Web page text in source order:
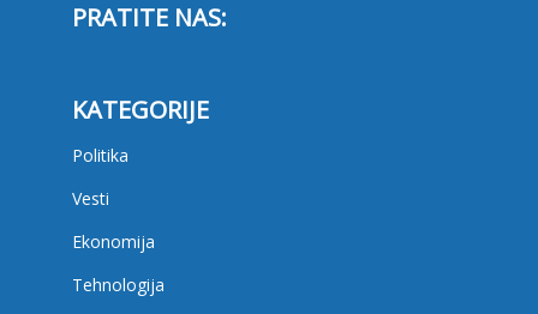
PRATITE NAS:
KATEGORIJE
Politika
Vesti
Ekonomija
Tehnologija